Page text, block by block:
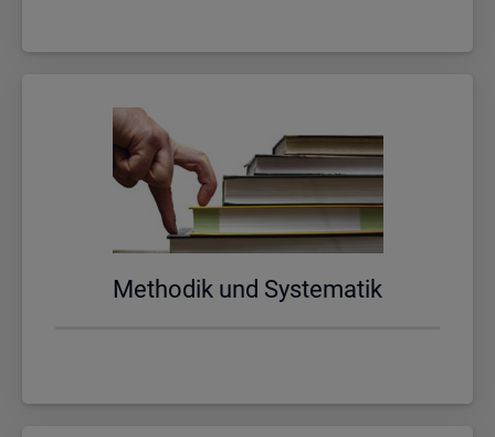
Me­tho­dik und Sys­te­ma­tik